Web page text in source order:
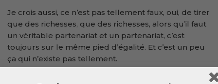
Je crois aussi, ce n’est pas tellement faux, oui, de tirer
que des richesses, que des richesses, alors qu’il faut
un véritable partenariat et un partenariat, c’est
toujours sur le même pied d’égalité. Et c’est un peu
ça qui n’existe pas tellement.